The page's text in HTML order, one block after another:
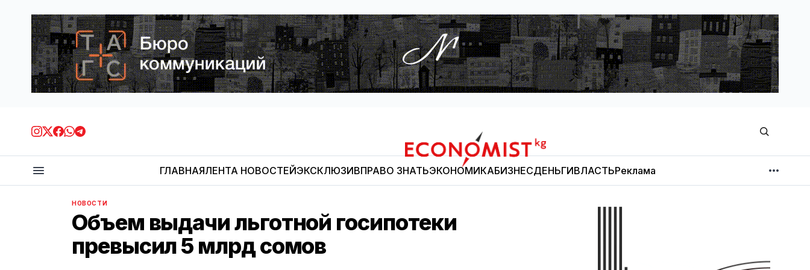
Economist.kg
ГЛАВНАЯЛЕНТА НОВОСТЕЙЭКСКЛЮЗИВПРАВО ЗНАТЬЭКОНОМИКАБИЗНЕСДЕНЬГИВЛАСТЬРеклама
МНЕНИЕ
НОВОСТИ
Объем выдачи льготной госипотеки
превысил 5 млрд сомов